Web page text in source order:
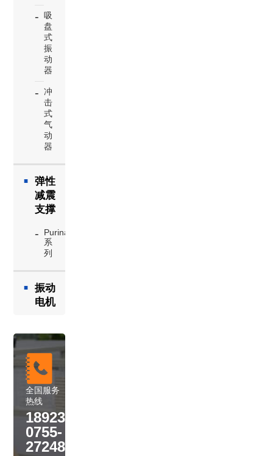
吸
盘
式
振
动
器
冲
击
式
气
动
器
弹性
减震
支撑
Purina
系
列
振动
电机
全国服务
热线
18923423523
0755-
27248536